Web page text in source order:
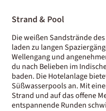
Strand & Pool
Die weißen Sandstrände
laden zu langen
Wellengang und
du nach Belieben im
baden. Die Hotelanlage
Süßwasserpools an. Mit
Strand und auf das offene
entspannende Runden